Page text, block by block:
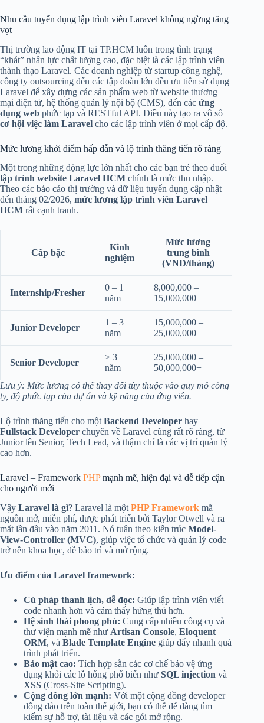
Nhu cầu tuyển dụng lập trình viên Laravel không ngừng tăng
vọt
Thị trường lao động IT tại TP.HCM luôn trong tình trạng
“khát” nhân lực chất lượng cao, đặc biệt là các lập trình viên
thành thạo Laravel. Các doanh nghiệp từ startup công nghệ,
công ty outsourcing đến các tập đoàn lớn đều ưu tiên sử dụng
Laravel để xây dựng các sản phẩm web từ website thương
mại điện tử, hệ thống quản lý nội bộ (CMS), đến các ứng
dụng web phức tạp và RESTful API. Điều này tạo ra vô số
cơ hội việc làm Laravel cho các lập trình viên ở mọi cấp độ.
Mức lương khởi điểm hấp dẫn và lộ trình thăng tiến rõ ràng
Một trong những động lực lớn nhất cho các bạn trẻ theo đuổi
lập trình website Laravel HCM chính là mức thu nhập.
Theo các báo cáo thị trường và dữ liệu tuyển dụng cập nhật
đến tháng 02/2026, mức lương lập trình viên Laravel
HCM rất cạnh tranh.
Cấp bậc
Kinh
nghiệm
Mức lương
trung bình
(VNĐ/tháng)
Internship/Fresher
0 – 1
năm
8,000,000 –
15,000,000
Junior Developer
1 – 3
năm
15,000,000 –
25,000,000
Senior Developer
> 3
năm
25,000,000 –
50,000,000+
Lưu ý: Mức lương có thể thay đổi tùy thuộc vào quy mô công
ty, độ phức tạp của dự án và kỹ năng của ứng viên.
Lộ trình thăng tiến cho một Backend Developer hay
Fullstack Developer chuyên về Laravel cũng rất rõ ràng, từ
Junior lên Senior, Tech Lead, và thậm chí là các vị trí quản lý
cao hơn.
Laravel – Framework PHPmạnh mẽ, hiện đại và dễ tiếp cận
cho người mới
Vậy Laravel là gì? Laravel là một PHP Framework mã
nguồn mở, miễn phí, được phát triển bởi Taylor Otwell và ra
mắt lần đầu vào năm 2011. Nó tuân theo kiến trúc Model-
View-Controller (MVC), giúp việc tổ chức và quản lý code
trở nên khoa học, dễ bảo trì và mở rộng.
Ưu điểm của Laravel framework:
Cú pháp thanh lịch, dễ đọc: Giúp lập trình viên viết
code nhanh hơn và cảm thấy hứng thú hơn.
Hệ sinh thái phong phú: Cung cấp nhiều công cụ và
thư viện mạnh mẽ như Artisan Console, Eloquent
ORM, và Blade Template Engine giúp đẩy nhanh quá
trình phát triển.
Bảo mật cao: Tích hợp sẵn các cơ chế bảo vệ ứng
dụng khỏi các lỗ hổng phổ biến như SQL injection và
XSS (Cross-Site Scripting).
Cộng đồng lớn mạnh: Với một cộng đồng developer
đông đảo trên toàn thế giới, bạn có thể dễ dàng tìm
kiếm sự hỗ trợ, tài liệu và các gói mở rộng.